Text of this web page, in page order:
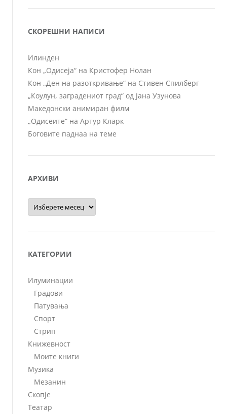
СКОРЕШНИ НАПИСИ
Илинден
Кон „Одисеја“ на Кристофер Нолан
Кон „Ден на разоткривање“ на Стивен Спилберг
„Коулун, заградениот град“ од Јана Узунова
Македонски анимиран филм
„Одисеите“ на Артур Кларк
Боговите паднаа на теме
АРХИВИ
Архиви
КАТЕГОРИИ
Илуминации
Градови
Патувања
Спорт
Стрип
Книжевност
Моите книги
Музика
Мезанин
Скопје
Театар